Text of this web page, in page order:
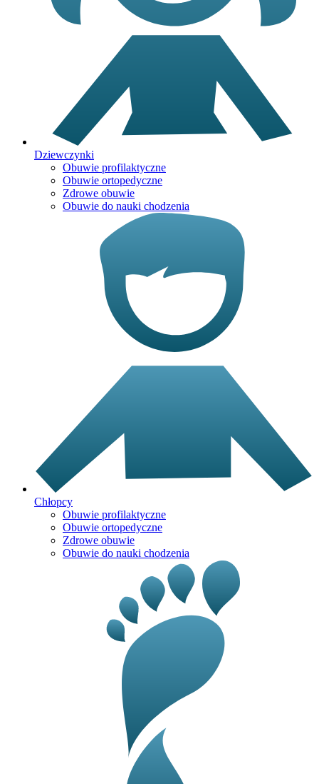
Dziewczynki
Obuwie profilaktyczne
Obuwie ortopedyczne
Zdrowe obuwie
Obuwie do nauki chodzenia
Chłopcy
Obuwie profilaktyczne
Obuwie ortopedyczne
Zdrowe obuwie
Obuwie do nauki chodzenia